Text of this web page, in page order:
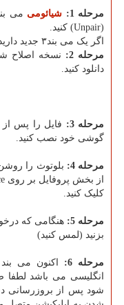
مرحله 1: شیائومی
(Unpair) کنید.
اگر یک می بند۳ جدید دارید مرحله یک را نمی خواهد انجام دهید.
مرحله 2:
دانلود کنید.
مرحله 3:
فایل را پس از
گوشی خود نصب کنید.
مرحله 4:
کلیک کنید.
مرحله 5: هنگامی که
بزنید (لمس کنید)
مرحله 6:
انگلیسی می باشد لطفا
شود پس از